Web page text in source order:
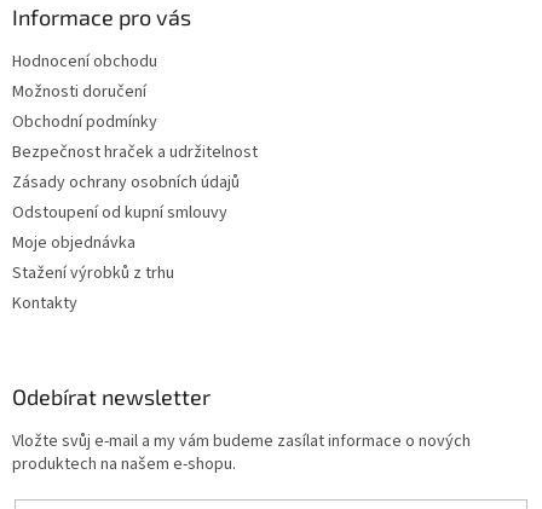
Informace pro vás
Hodnocení obchodu
Možnosti doručení
Obchodní podmínky
Bezpečnost hraček a udržitelnost
Zásady ochrany osobních údajů
Odstoupení od kupní smlouvy
Moje objednávka
Stažení výrobků z trhu
Kontakty
Odebírat newsletter
Vložte svůj e-mail a my vám budeme zasílat informace o nových
produktech na našem e-shopu.